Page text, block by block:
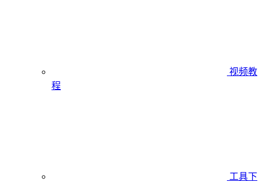
视频教
程
工具下